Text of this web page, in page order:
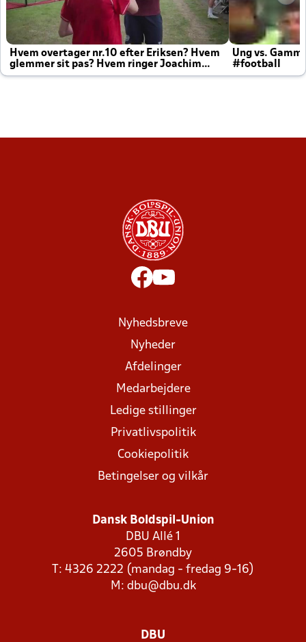
Hvem overtager nr.10 efter Eriksen? Hvem
glemmer sit pas? Hvem ringer Joachim
altid til efter kampe?
Ung vs.
#football
Nyhedsbreve
Nyheder
Afdelinger
Medarbejdere
Ledige stillinger
Privatlivspolitik
Cookiepolitik
Betingelser og vilkår
Dansk Boldspil-Union
DBU Allé 1
2605 Brøndby
T: 4326 2222 (mandag - fredag 9-16)
M: dbu@dbu.dk
DBU